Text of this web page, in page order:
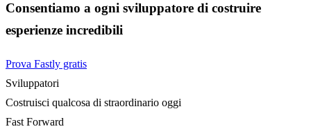
Consentiamo a ogni sviluppatore di costruire
esperienze incredibili
Prova Fastly gratis
Sviluppatori
Costruisci qualcosa di straordinario oggi
Fast Forward